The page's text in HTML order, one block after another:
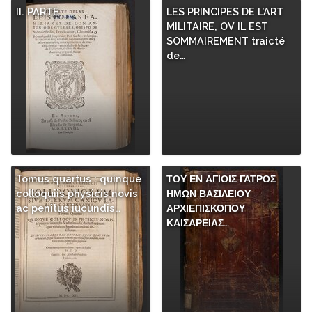
II. PARTE
LES PRINCIPES DE L’ART
MILITAIRE, OV IL EST
SOMMAIREMENT traicté
de…
Tomus quartus : quinque
colloquiis physicis novis
ac penitus iucundis…
ΤΟΥ ΕΝ ΑΓΙΟΙΣ ΓΑΤΡΟΣ
ΗΜΩΝ ΒΑΣΙΛΕΙΟΥ
ΑΡΧΙΕΠΙΣΚΟΠΟΥ
ΚΑΙΣΑΡΕΙΑΣ…